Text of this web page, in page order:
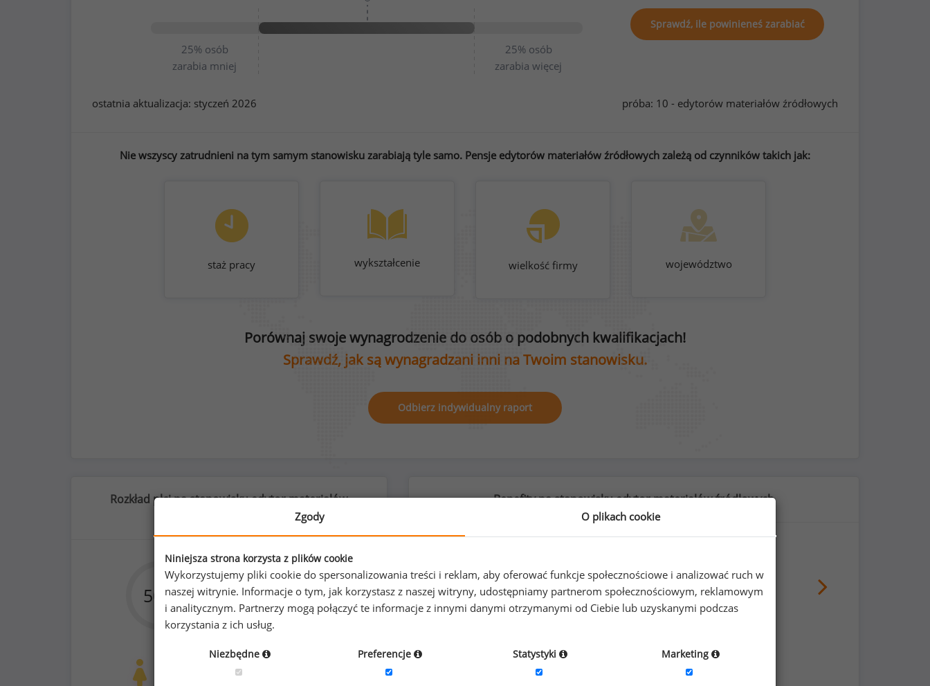
25% osób
zarabia mniej
25% osób
zarabia więcej
Sprawdź, ile powinieneś zarabiać
ostatnia aktualizacja: styczeń 2026 próba: 10 - edytorów materiałów źródłowych
Nie wszyscy zatrudnieni na tym samym stanowisku zarabiają tyle samo. Pensje edytorów materiałów źródłowych zależą od czynników takich jak:
staż pracy wykształcenie wielkość firmy województwo
Porównaj swoje wynagrodzenie do osób o podobnych kwalifikacjach!
Sprawdź, jak są wynagradzani inni na Twoim stanowisku.
Odbierz indywidualny raport
Rozkład płci na stanowisku edytor materiałów
50 % 50%
Benefity na stanowisku edytor materiałów źródłowych
60%
możliwość pracy zdalnej
50%
karnety na siłownie i do klubów fitness
Zgody O plikach cookie
Niniejsza strona korzysta z plików cookie
Wykorzystujemy pliki cookie do spersonalizowania treści i reklam, aby oferować funkcje społecznościowe i analizować ruch w
naszej witrynie. Informacje o tym, jak korzystasz z naszej witryny, udostępniamy partnerom społecznościowym, reklamowym
i analitycznym. Partnerzy mogą połączyć te informacje z innymi danymi otrzymanymi od Ciebie lub uzyskanymi podczas
korzystania z ich usług.
Niezbędne Preferencje Statystyki Marketing